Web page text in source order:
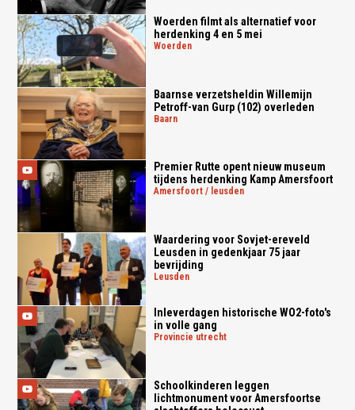
Woerden filmt als alternatief voor
herdenking 4 en 5 mei
woerden
Baarnse verzetsheldin Willemijn
Petroff-van Gurp (102) overleden
baarn
Premier Rutte opent nieuw museum
tijdens herdenking Kamp Amersfoort
amersfoort / leusden
Waardering voor Sovjet-ereveld
Leusden in gedenkjaar 75 jaar
bevrijding
leusden
Inleverdagen historische WO2-foto's
in volle gang
provincie utrecht
Schoolkinderen leggen
lichtmonument voor Amersfoortse